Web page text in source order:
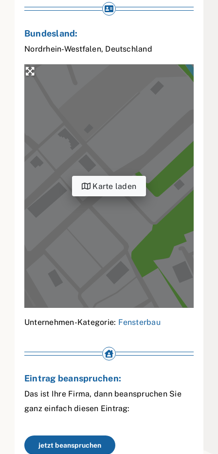
Bundesland:
Nordrhein-Westfalen, Deutschland
Karte laden
Unternehmen-Kategorie: Fensterbau
Eintrag beanspruchen:
Das ist Ihre Firma, dann beanspruchen Sie
ganz einfach diesen Eintrag:
jetzt beanspruchen